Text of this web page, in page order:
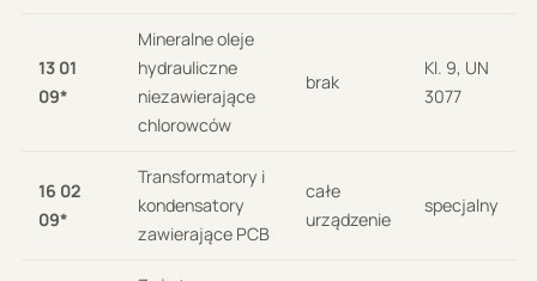
13 01
09*
Mineralne oleje
hydrauliczne
niezawierające
chlorowców
brak
Kl. 9, UN
3077
16 02
09*
Transformatory i
kondensatory
zawierające PCB
całe
urządzenie
specjalny